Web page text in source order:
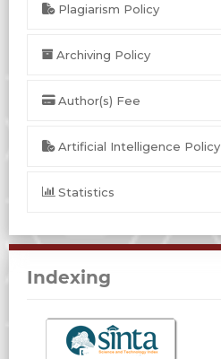
Plagiarism Policy
Archiving Policy
Author(s) Fee
Artificial Intelligence Policy
Statistics
Indexing